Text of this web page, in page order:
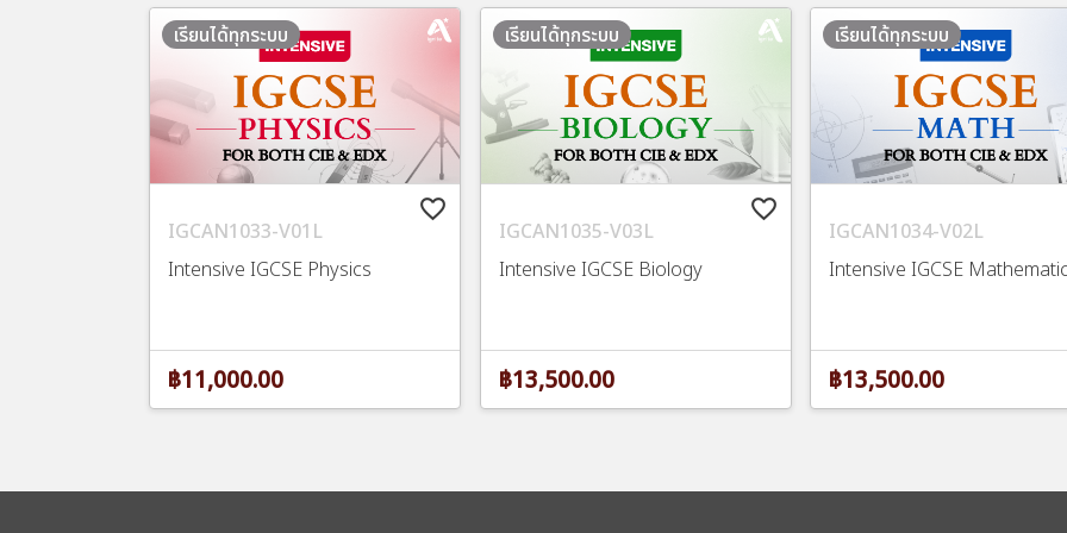
favorite_border
IGCAN1033-V01L
Intensive IGCSE Physics
เรียนได้ทุกระบบ
฿11,000.00
favorite_border
IGCAN1035-V03L
Intensive IGCSE Biology
เรียนได้ทุกระบบ
฿13,500.00
IGCAN1034-V02L
Intensive IGCSE
เรียนได้ทุกระบบ
฿13,500.00